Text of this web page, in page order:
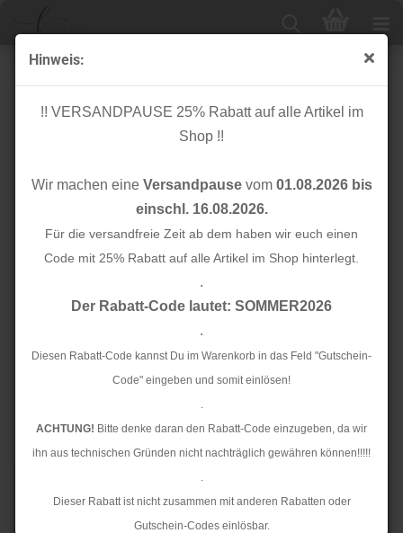
Hinweis:
!! VERSANDPAUSE 25% Rabatt auf alle Artikel im
Shop !!
Wir machen eine Versandpausevom 01.08.2026 bis
einschl. 16.08.2026.
Für die versandfreie Zeit ab dem haben wir euch einen
Code mit 25% Rabatt auf alle Artikel im Shop hinterlegt.
.
Der Rabatt-Code lautet: SOMMER2026
.
Diesen Rabatt-Code kannst Du im Warenkorb in das Feld "Gutschein-
Code" eingeben und somit einlösen!
.
ACHTUNG! Bitte denke daran den Rabatt-Code einzugeben, da wir
ihn aus technischen Gründen nicht nachträglich gewähren können!!!!!
.
Dieser Rabatt ist nicht zusammen mit anderen Rabatten oder
Gutschein-Codes einlösbar.
Bio Jersey - ciclamino - Albstoffe